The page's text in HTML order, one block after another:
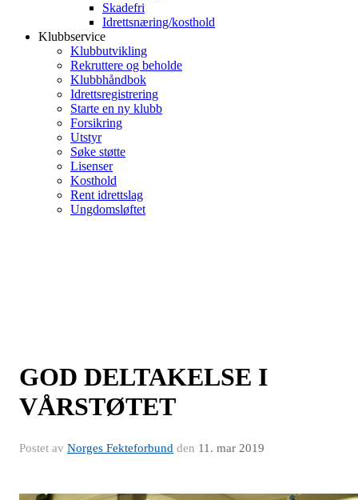
Skadefri
Idrettsnæring/kosthold
Klubbservice
Klubbutvikling
Rekruttere og beholde
Klubbhåndbok
Idrettsregistrering
Starte en ny klubb
Forsikring
Utstyr
Søke støtte
Lisenser
Kosthold
Rent idrettslag
Ungdomsløftet
GOD DELTAKELSE I
VÅRSTØTET
Postet av Norges Fekteforbund den 11. mar 2019